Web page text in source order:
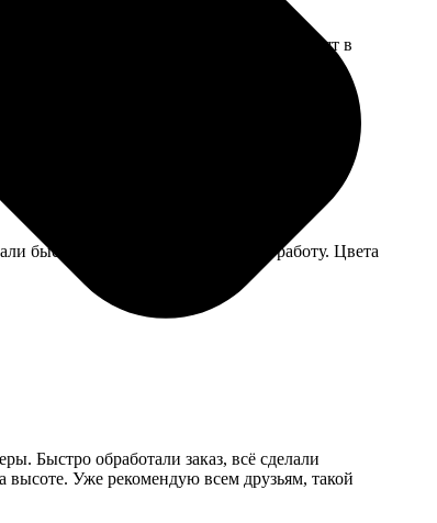
отдельно, а я думала, что они входят в
быстро, курьер привез прямо на работу. Цвета
Быстро обработали заказ, всё сделали
высоте. Уже рекомендую всем друзьям, такой